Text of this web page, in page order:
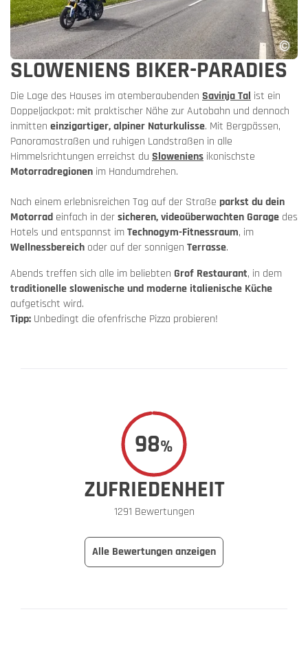
SLOWENIENS BIKER-PARADIES
Die Lage des Hauses im atemberaubenden Savinja Tal ist ein
Doppeljackpot: mit praktischer Nähe zur Autobahn und dennoch
inmitten einzigartiger, alpiner Naturkulisse. Mit Bergpässen,
Panoramastraßen und ruhigen Landstraßen in alle
Himmelsrichtungen erreichst du Sloweniens ikonischste
Motorradregionen im Handumdrehen.
Nach einem erlebnisreichen Tag auf der Straße parkst du dein
Motorrad einfach in dersicheren, videoüberwachten Garage des
Hotels und entspannst imTechnogym-Fitnessraum, im
Wellnessbereich oder auf der sonnigen Terrasse.
Abends treffen sich alle im beliebten Grof Restaurant, in dem
traditionelle slowenische und moderne italienische Küche
aufgetischt wird.
Tipp: Unbedingt die ofenfrische Pizza probieren!
98%
ZUFRIEDENHEIT
1291 Bewertungen
Alle Bewertungen anzeigen